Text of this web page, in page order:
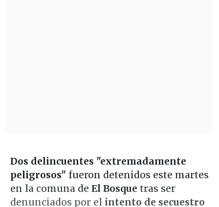
Dos delincuentes "extremadamente
peligrosos" fueron detenidos este martes
en la comuna de El Bosque tras ser
denunciados por el intento de secuestro